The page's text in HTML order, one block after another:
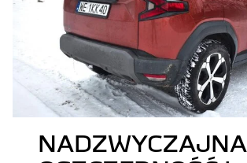
NADZWYCZAJNA